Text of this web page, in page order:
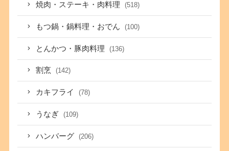
焼肉・ステーキ・肉料理 (518)
もつ鍋・鍋料理・おでん (100)
とんかつ・豚肉料理 (136)
割烹 (142)
カキフライ (78)
うなぎ (109)
ハンバーグ (206)